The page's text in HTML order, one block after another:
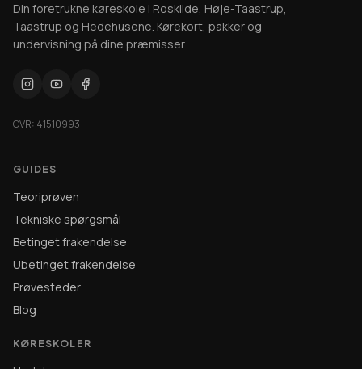
Din foretrukne køreskole i Roskilde, Høje-Taastrup,
Taastrup og Hedehusene. Kørekort, pakker og
undervisning på dine præmisser.
CVR: 41510993
GUIDES
Teoriprøven
Tekniske spørgsmål
Betinget frakendelse
Ubetinget frakendelse
Prøvesteder
Blog
KØRESKOLER